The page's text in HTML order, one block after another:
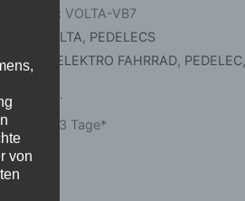
VOLTA-VB7
VOLTA, PEDELECS
ELEKTRO FAHRRAD, PEDELEC
% MwSt.
1 bis 3 Tage*
von